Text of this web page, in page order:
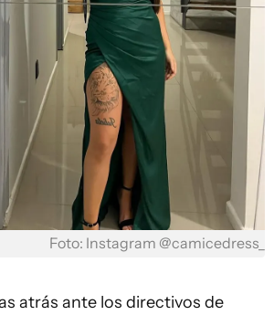
Foto: Instagram @camicedress_
atrás ante los directivos de